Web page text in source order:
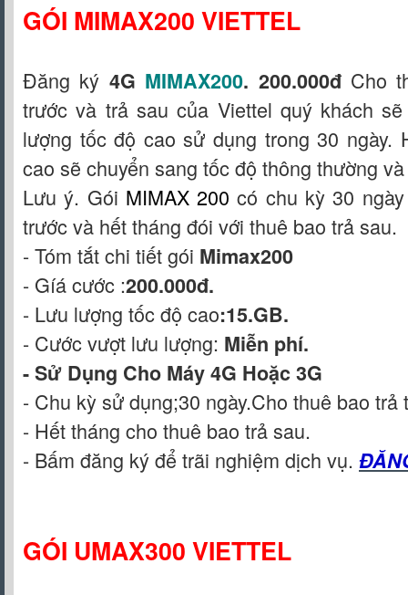
GÓI MIMAX200 VIETTEL
Đăng ký 4G MIMAX200. 200.000đ Cho
trước và trả sau của Viettel quý khách
lượng tốc độ cao sử dụng trong 30 ngày.
cao sẽ chuyển sang tốc độ thông thường
Lưu ý. Gói MIMAX 200 có chu kỳ 30
trước và hết tháng đói với thuê bao trả sau.
- Tóm tắt chi tiết gói Mimax200
- Gíá cước :200.000đ.
- Lưu lượng tốc độ cao:15.GB.
- Cước vượt lưu lượng: Miễn phí.
- Sử Dụng Cho Máy 4G Hoặc 3G
- Chu kỳ sử dụng;30 ngày.Cho thuê bao trả
- Hết tháng cho thuê bao trả sau.
- Bấm đăng ký để trãi nghiệm dịch vụ.
GÓI UMAX300 VIETTEL